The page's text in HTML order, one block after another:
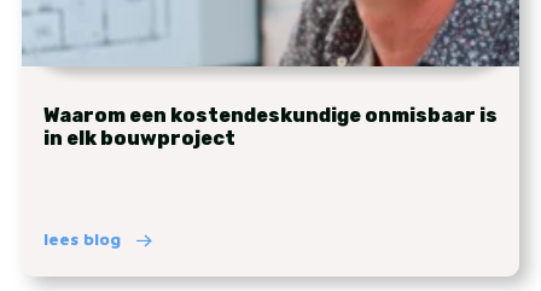
Waarom een kostendeskundige onmisbaar is
in elk bouwproject
lees blog